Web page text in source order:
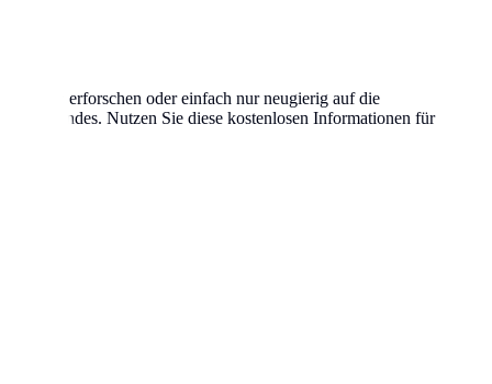
erforschen oder einfach nur neugierig auf die
des Landes. Nutzen Sie diese kostenlosen Informationen für